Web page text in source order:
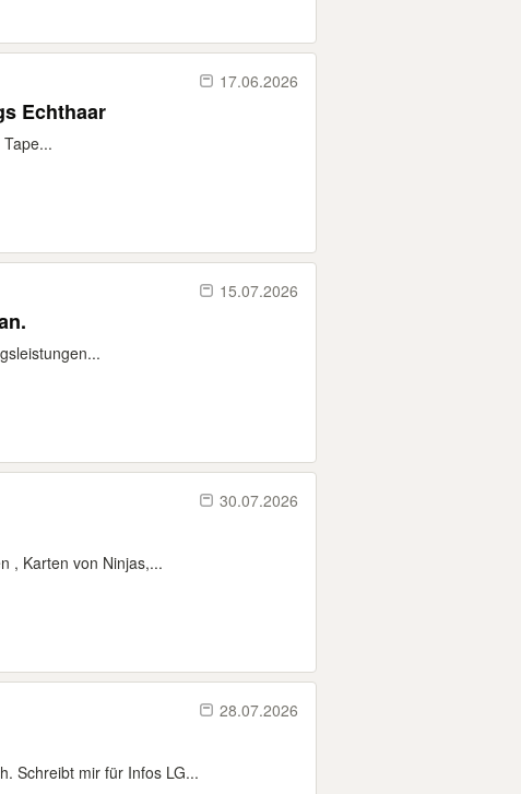
17.06.2026
Echthaar
15.07.2026
30.07.2026
, Karten von Ninjas,...
28.07.2026
Schreibt mir für Infos LG...